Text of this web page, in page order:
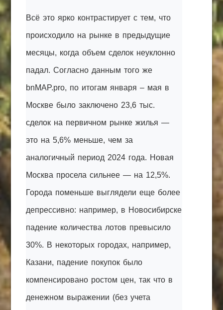
Всё это ярко контрастирует с тем, что
происходило на рынке в предыдущие
месяцы, когда объем сделок неуклонно
падал. Согласно данным того же
bnMAP.pro, по итогам января – мая в
Москве было заключено 23,6 тыс.
сделок на первичном рынке жилья —
это на 5,6% меньше, чем за
аналогичный период 2024 года. Новая
Москва просела сильнее — на 12,5%.
Города поменьше выглядели еще более
депрессивно: например, в Новосибирске
падение количества лотов превысило
30%. В некоторых городах, например,
Казани, падение покупок было
компенсировано ростом цен, так что в
денежном выражении (без учета